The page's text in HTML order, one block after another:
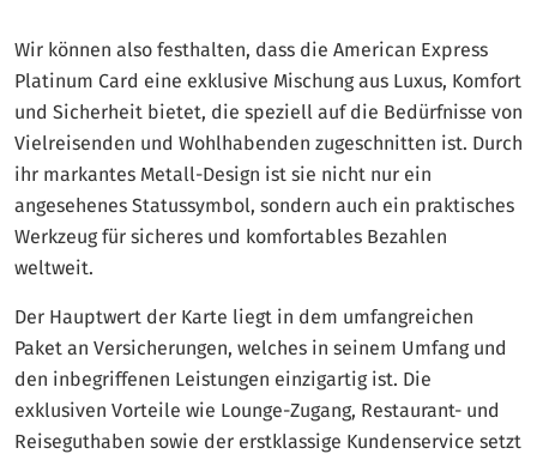
Wir können also festhalten, dass die American Express
Platinum Card eine exklusive Mischung aus Luxus, Komfort
und Sicherheit bietet, die speziell auf die Bedürfnisse von
Vielreisenden und Wohlhabenden zugeschnitten ist. Durch
ihr markantes Metall-Design ist sie nicht nur ein
angesehenes Statussymbol, sondern auch ein praktisches
Werkzeug für sicheres und komfortables Bezahlen
weltweit.
Der Hauptwert der Karte liegt in dem umfangreichen
Paket an Versicherungen, welches in seinem Umfang und
den inbegriffenen Leistungen einzigartig ist. Die
exklusiven Vorteile wie Lounge-Zugang, Restaurant- und
Reiseguthaben sowie der erstklassige Kundenservice setzt